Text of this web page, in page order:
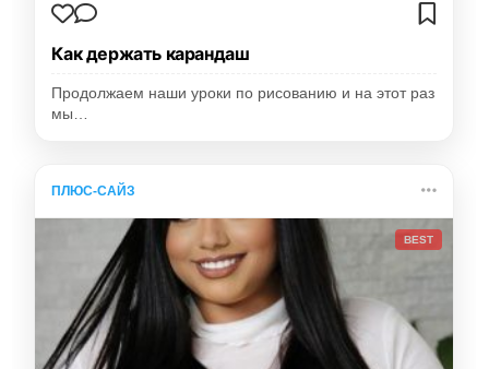
Как держать карандаш
Продолжаем наши уроки по рисованию и на этот раз
мы…
ПЛЮС-САЙЗ
BEST